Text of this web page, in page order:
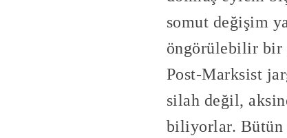
somut değişim
öngörülebilir bir
Post-Marksist
silah değil,
biliyorlar. Bütün